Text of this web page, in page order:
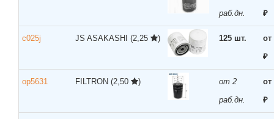
раб.дн.
₽
c025j JS ASAKASHI (2,25 ) 125 шт.
от
₽
op5631 FILTRON (2,50 )
от 2
раб.дн.
от
₽